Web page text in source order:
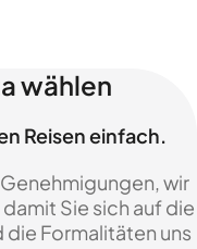
wählen
Reisen einfach.
wir
Sie sich auf die
die Formalitäten uns